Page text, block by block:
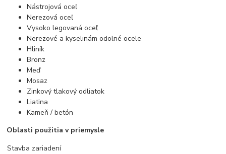
Nástrojová oceľ
Nerezová oceľ
Vysoko legovaná oceľ
Nerezové a kyselinám odolné ocele
Hliník
Bronz
Meď
Mosaz
Zinkový tlakový odliatok
Liatina
Kameň / betón
Oblasti použitia v priemysle
Stavba zariadení